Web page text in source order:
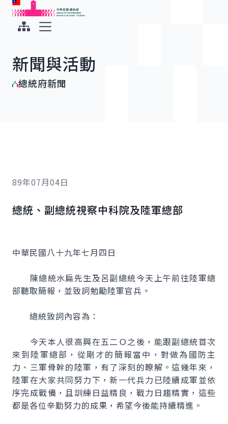
跳到主要內容
中華民國總統府
新聞與活動
總統府新聞
89年07月04日
總統、副總統視察中科院及陸軍總部
中華民國八十九年七月四日
陳總統水扁先生及呂副總統今天上午前往陸軍總
部聽取簡報，並致詞勉勵陸軍官兵。
總統致詞內容為：
今天本人很高興在五二Ｏ之後，能跟副總統首次
來到陸軍總部，從剛才的簡報當中，對做為國防主
力、三軍骨幹的陸軍，有了深刻的瞭解。這幾年來，
陸軍在大家共同努力下，新一代兵力已陸續成軍並依
序完成戰備，且訓練日益精良，戰力日趨精實，這些
都是各位辛勤努力的成果，希望今後能持續精進。